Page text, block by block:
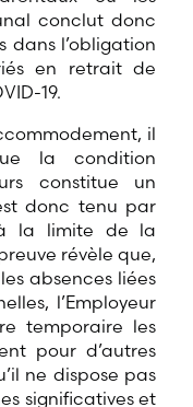
conclut donc
dans l’obligation
en retrait de
19.
il
la condition
constitue un
donc tenu par
la limite de la
révèle que,
absences liées
l’Employeur
temporaire les
pour d’autres
ne dispose pas
significatives et